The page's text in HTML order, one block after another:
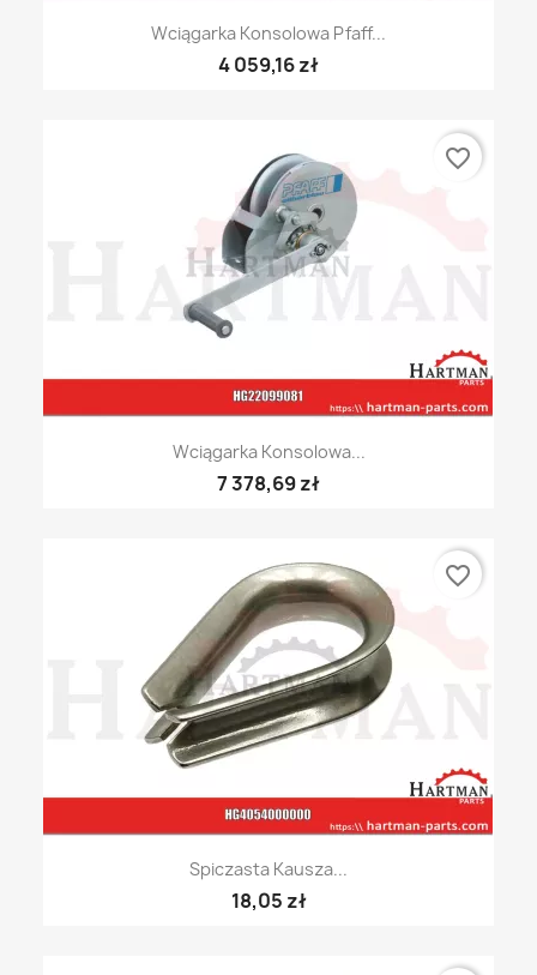
Wciągarka Konsolowa Pfaff...
4 059,16 zł
Wciągarka Konsolowa...
7 378,69 zł
favorite_border
Spiczasta Kausza...
18,05 zł
favorite_border